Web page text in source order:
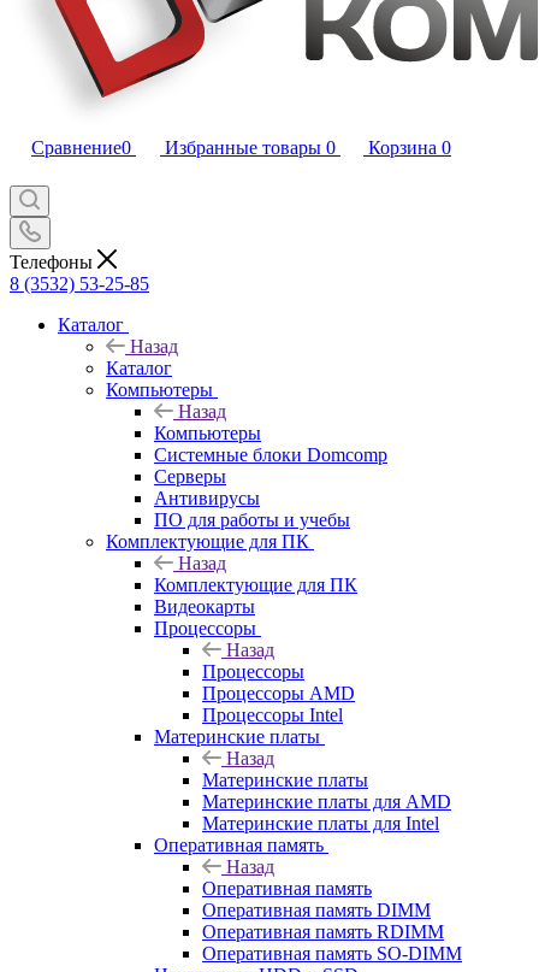
Сравнение0 Избранные товары 0 Корзина 0
Телефоны
8 (3532) 53-25-85
Каталог
Назад
Каталог
Компьютеры
Назад
Компьютеры
Системные блоки Domcomp
Серверы
Антивирусы
ПО для работы и учебы
Комплектующие для ПК
Назад
Комплектующие для ПК
Видеокарты
Процессоры
Назад
Процессоры
Процессоры AMD
Процессоры Intel
Материнские платы
Назад
Материнские платы
Материнские платы для AMD
Материнские платы для Intel
Оперативная память
Назад
Оперативная память
Оперативная память DIMM
Оперативная память RDIMM
Оперативная память SO-DIMM